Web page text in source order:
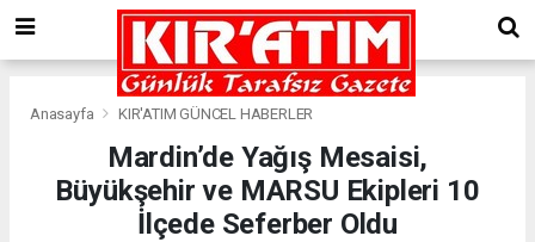
Anasayfa KIR'ATIM GÜNCEL HABERLER
Mardin’de Yağış Mesaisi,
Büyükşehir ve MARSU Ekipleri 10
İlçede Seferber Oldu